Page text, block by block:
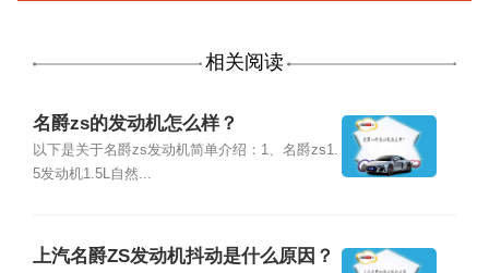
相关阅读
名爵zs的发动机怎么样？
以下是关于名爵zs发动机简单介绍：1、名爵zs1.
5发动机1.5L自然...
上汽名爵ZS发动机抖动是什么原因？